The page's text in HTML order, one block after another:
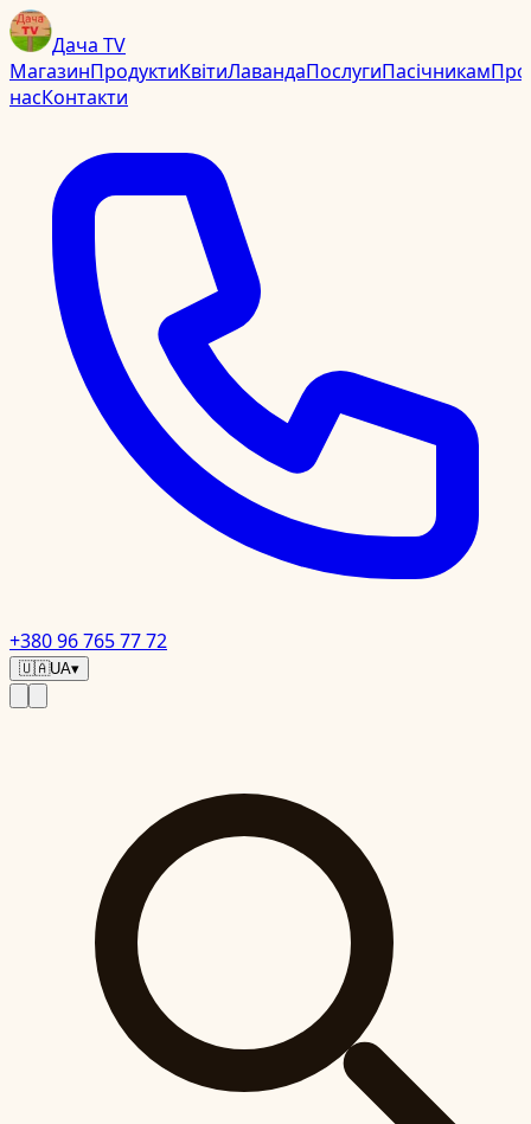
Дача TV
МагазинПродуктиКвітиЛавандаПослугиПасічникамПро
насКонтакти
+380 96 765 77 72
🇺🇦UA▾